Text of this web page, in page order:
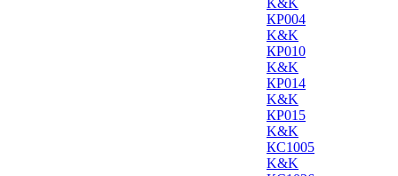
K&K
КР004
K&K
КР010
K&K
КР014
K&K
КР015
K&K
КС1005
K&K